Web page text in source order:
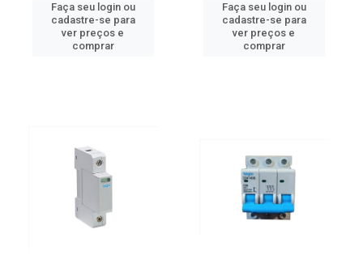
Faça seu login ou
cadastre-se para
ver preços e
comprar
Faça seu login ou
cadastre-se para
ver preços e
comprar